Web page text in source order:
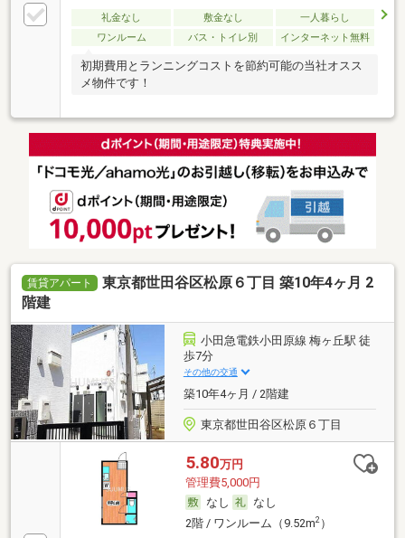
礼金なし 敷金なし
一人暮らし
ワンルーム
バス・トイレ別 インターネット無料
初期費用とランニングコストを節約可能の当社オスス
メ物件です！
賃貸アパート
東京都世田谷区松原６丁目 築10年4ヶ月 2
階建
小田急電鉄小田原線 梅ヶ丘駅 徒
歩7分
その他の交通
築10年4ヶ月 / 2階建
東京都世田谷区松原６丁目
5.80万円
管理費5,000円
なし
なし
2階 / ワンルーム（9.52m2）